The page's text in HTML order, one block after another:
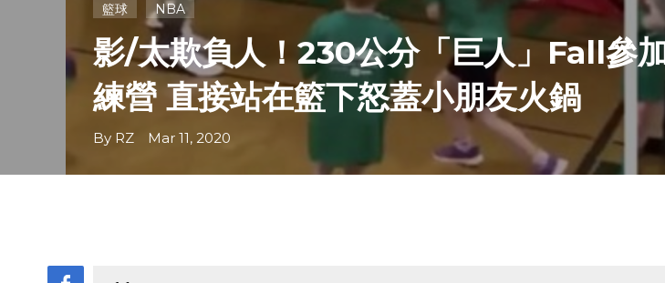
籃球 NBA
影/太欺負人！230公分「巨人」Fall參
練營 直接站在籃下怒蓋小朋友火鍋
By RZ Mar 11, 2020